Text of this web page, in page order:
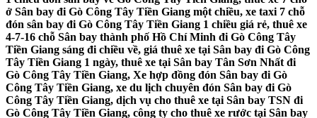
ở Sân bay đi Gò Công Tây Tiền Giang một chiều, xe taxi 7 chỗ
đón sân bay đi Gò Công Tây Tiền Giang 1 chiều giá rẻ, thuê xe
4-7-16 chỗ Sân bay thành phố Hồ Chí Minh đi Gò Công Tây
Tiền Giang sáng đi chiều về, giá thuê xe tại Sân bay đi Gò Công
Tây Tiền Giang 1 ngày, thuê xe tại Sân bay Tân Sơn Nhất đi
Gò Công Tây Tiền Giang, Xe hợp đồng đón Sân bay đi Gò
Công Tây Tiền Giang, xe du lịch chuyên đón Sân bay đi Gò
Công Tây Tiền Giang, dịch vụ cho thuê xe tại Sân bay TSN đi
Gò Công Tây Tiền Giang, công ty cho thuê xe rước tại Sân bay